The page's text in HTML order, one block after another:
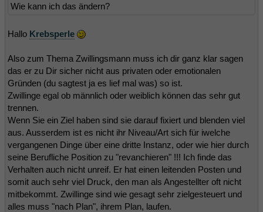
Wie kann ich das ändern?
Hallo Krebsperle
Also zum Thema Zwillingsmann muss ich dir ganz klar sagen
das er zu Dir sicher nicht aus privaten oder emotionalen
Gründen (du sagtest ja es lief mal was) so ist.
Zwillinge egal ob männlich oder weiblich können das sehr gut
trennen.
Wenn Sie ein Ziel haben sind sie darauf fixiert und blenden viel
aus. Ausserdem ist es nicht ihr Niveau/Art sich für iwelche
vergangenen Dinge über eine dritte Instanz, oder wie hier durch
seine Berufliche Position zu "revanchieren" !!! Ich finde das
Verhalten auch nicht unreif. Er hat einen leitenden Posten und
somit auch sehr viel Druck, den man als Angestellter oft nicht
mitbekommt. Zwillinge sind wie gesagt sehr zielgesteuert und
alles muss "nach Plan", ihrem Plan, laufen.